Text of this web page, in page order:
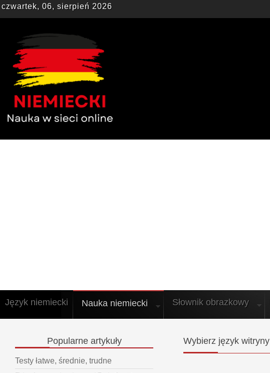
czwartek, 06, sierpień 2026
Język niemiecki Nauka niemiecki Słownik obrazkowy
Wybierz język witryny
Popularneartykuły
Testy łatwe, średnie, trudne